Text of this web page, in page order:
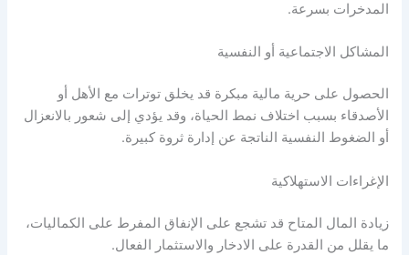
المدخرات بسرعة.
المشاكل الاجتماعية أو النفسية
الحصول على حرية مالية مبكرة قد يخلق توترات مع الأهل أو
الأصدقاء بسبب اختلاف نمط الحياة، وقد يؤدي إلى شعور بالانعزال
أو الضغوط النفسية الناتجة عن إدارة ثروة كبيرة.
الإغراءات الاستهلاكية
زيادة المال المتاح قد تشجع على الإنفاق المفرط على الكماليات،
ما يقلل من القدرة على الادخار والاستثمار الفعال.